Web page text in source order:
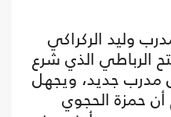
وليد الركراكي
الرباطي الذي شرع
جديد، ويجهل
حمزة الحجوي